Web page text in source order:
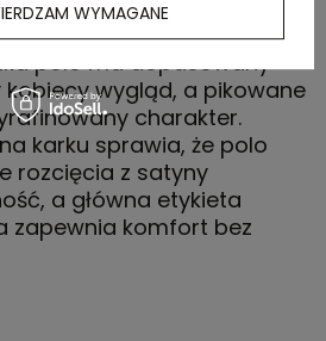
ze 100% bawełny, dzięki
się do noszenia przez
polo ma dopasowany
wygląd, a pikowane
charakter.
karku sprawia, że polo
rozcięcia z satyny
a główna etykieta
zapewnia komfort bez
WYMAGANE